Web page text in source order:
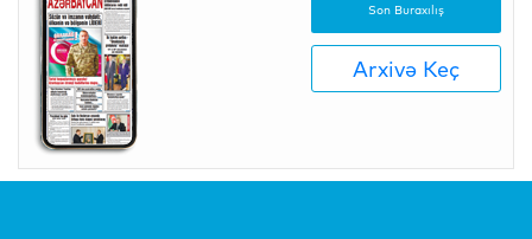
Son Buraxılış
Arxivə Keç